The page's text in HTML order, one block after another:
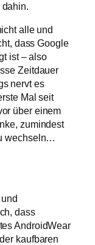
alle und
dass Google
ist – also
Zeitdauer
nervt es
Mal seit
über einem
zumindest
wechseln…
dass
AndroidWear
kaufbaren